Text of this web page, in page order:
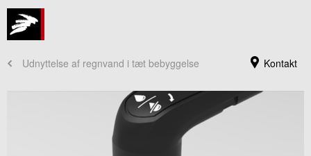
Kontakt
Udnyttelse af regnvand i tæt bebyggelse